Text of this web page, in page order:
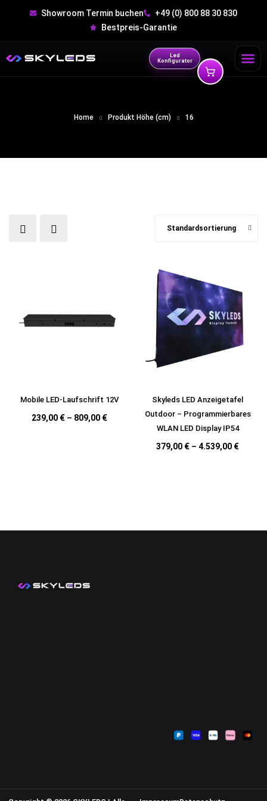
Showroom Termin buchen
+49 (0) 800 88 30 830
Bestpreis-Garantie
Led
Konfigurator
Home Produkt Höhe (cm) 16
Standardsortierung
Mobile LED-Laufschrift 12V
239,00 € – 809,00 €
Skyleds LED Anzeigetafel
Outdoor – Programmierbares
WLAN LED Display IP54
379,00 € – 4.539,00 €